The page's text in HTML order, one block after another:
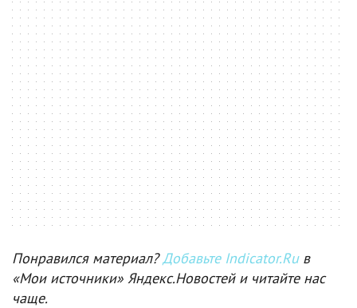
Понравился материал?Добавьте Indicator.Ruв
«Мои источники» Яндекс.Новостей и читайте нас
чаще.